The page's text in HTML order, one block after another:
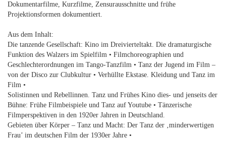
Dokumentarfilme, Kurzfilme, Zensurausschnitte und frühe
Projektionsformen dokumentiert.
Aus dem Inhalt:
Die tanzende Gesellschaft: Kino im Dreivierteltakt. Die dramaturgische
Funktion des Walzers im Spielfilm • Filmchoreographien und
Geschlechterordnungen im Tango-Tanzfilm • Tanz der Jugend im Film –
von der Disco zur Clubkultur • Verhüllte Ekstase. Kleidung und Tanz im
Film •
Solistinnen und Rebellinnen. Tanz und Frühes Kino dies- und jenseits der
Bühne: Frühe Filmbeispiele und Tanz auf Youtube • Tänzerische
Filmperspektiven in den 1920er Jahren in Deutschland.
Gebieten über Körper – Tanz und Macht: Der Tanz der ‚minderwertigen
Frau’ im deutschen Film der 1930er Jahre •